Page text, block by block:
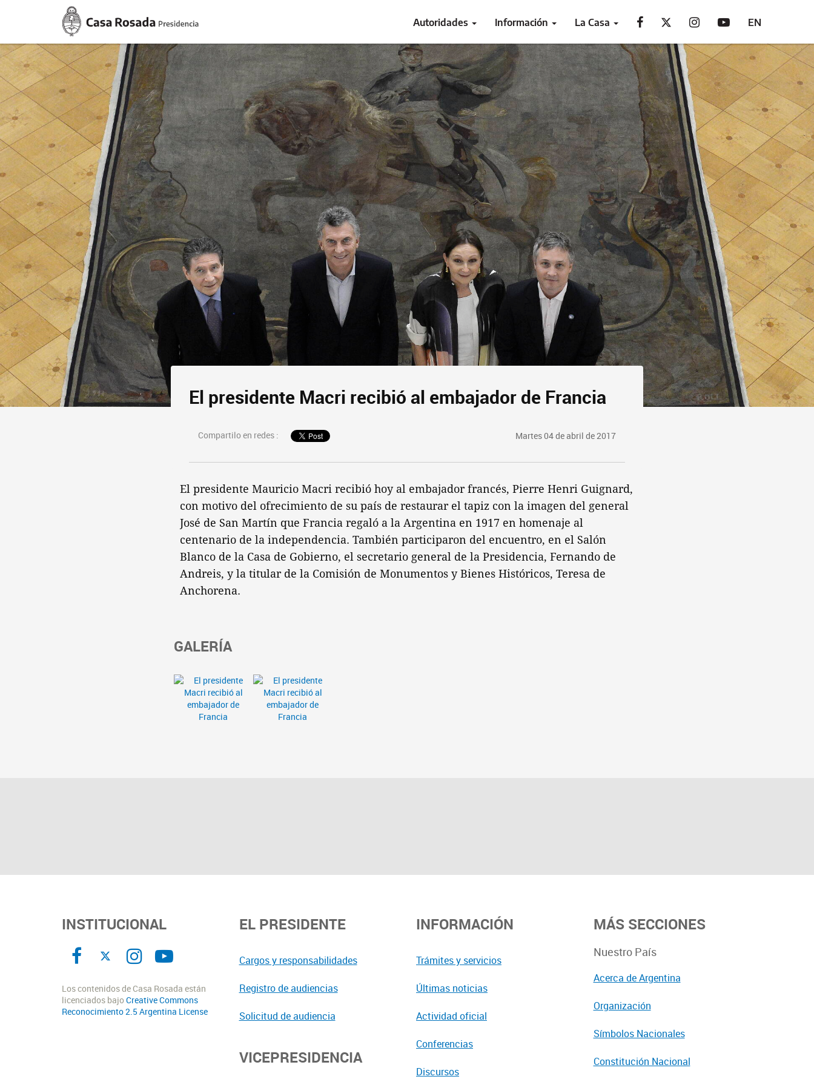
Casa
Rosada
Presidencia
de
la
Nación
Autoridades Información La Casa EN
El presidente Macri recibió al embajador de Francia
Compartilo en redes : Martes 04 de abril de 2017
El presidente Mauricio Macri recibió hoy al embajador francés, Pierre Henri Guignard,
con motivo del ofrecimiento de su país de restaurar el tapiz con la imagen del general
José de San Martín que Francia regaló a la Argentina en 1917 en homenaje al
centenario de la independencia. También participaron del encuentro, en el Salón
Blanco de la Casa de Gobierno, el secretario general de la Presidencia, Fernando de
Andreis, y la titular de la Comisión de Monumentos y Bienes Históricos, Teresa de
Anchorena.
GALERÍA
INSTITUCIONAL
Los contenidos de Casa Rosada están
licenciados bajoCreative Commons
Reconocimiento 2.5 Argentina License
EL PRESIDENTE
Cargos y responsabilidades
Registro de audiencias
Solicitud de audiencia
VICEPRESIDENCIA
INFORMACIÓN
Trámites y servicios
Últimas noticias
Actividad oficial
Conferencias
Discursos
MÁS SECCIONES
Nuestro País
Acerca de Argentina
Organización
Símbolos Nacionales
Constitución Nacional